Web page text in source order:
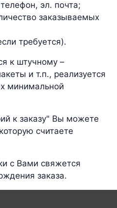
эл. почта;
заказываемых
требуется).
к штучному –
и т.п., реализуется
минимальной
к заказу" Вы можете
считаете
с Вами свяжется
заказа.